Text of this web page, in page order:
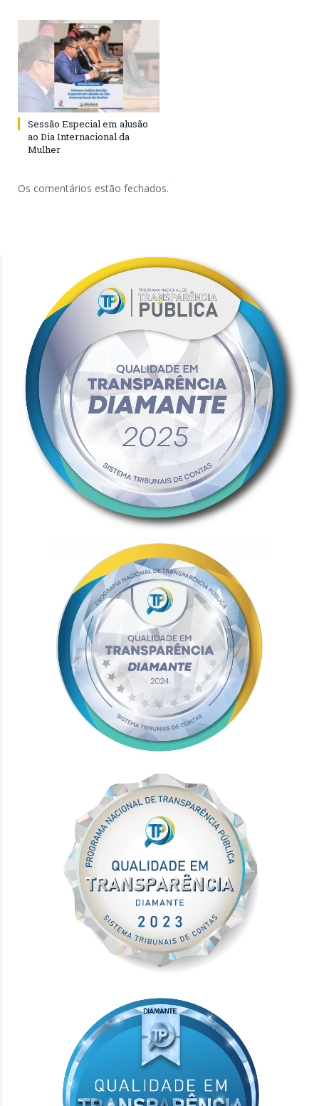
Sessão Especial em alusão
ao Dia Internacional da
Mulher
Os comentários estão fechados.